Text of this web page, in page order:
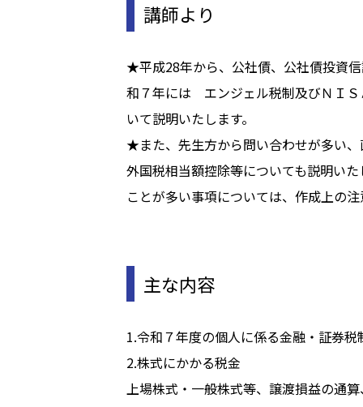
講師より
★平成28年から、公社債、公社債投資
和７年には エンジェル税制及びＮＩＳ
いて説明いたします。
★また、先生方から問い合わせが多い
外国税相当額控除等についても説明い
ことが多い事項については、作成上の
主な内容
1.令和７年度の個人に係る金融・証券
2.株式にかかる税金
上場株式・一般株式等、譲渡損益の通